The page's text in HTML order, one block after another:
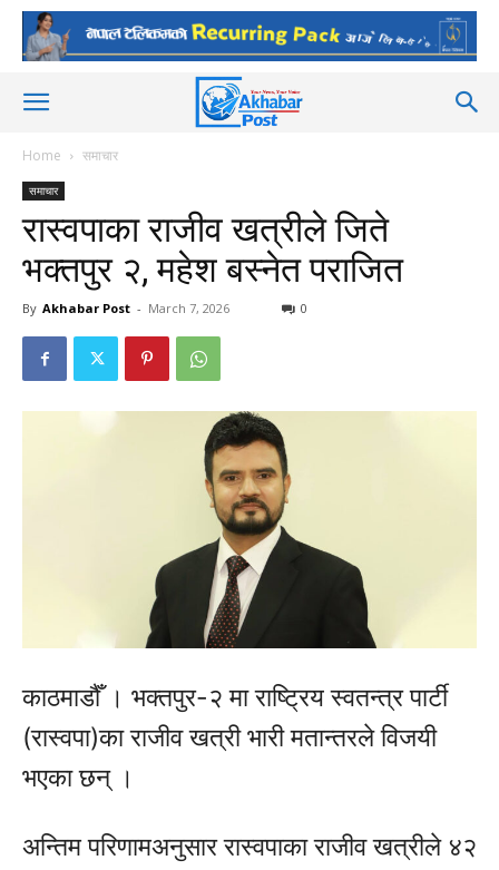
Home समाचार
समाचार
रास्वपाका राजीव खत्रीले जिते
भक्तपुर २, महेश बस्नेत पराजित
By Akhabar Post - March 7, 2026 0
काठमाडौँ । भक्तपुर-२ मा राष्ट्रिय स्वतन्त्र पार्टी
(रास्वपा)का राजीव खत्री भारी मतान्तरले विजयी
भएका छन् ।
अन्तिम परिणामअनुसार रास्वपाका राजीव खत्रीले ४२